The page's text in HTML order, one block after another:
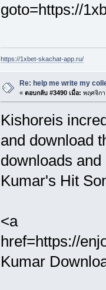
goto=https://
https://1xbet-skachat-app.ru/
Re: help me write my
« ตอบกลับ #3490 เมื่อ: พฤศจิกา
Kishoreis
and download
downloads
Kumar's Hit
<a
href=https://
Kumar